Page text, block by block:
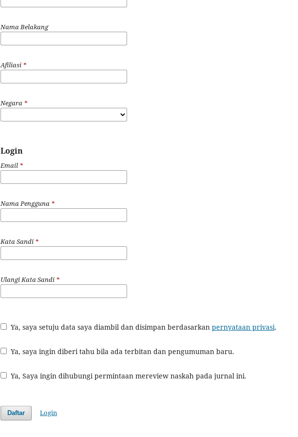
Nama Belakang
Afiliasi *
Negara *
Login
Email *
Nama Pengguna *
Kata Sandi *
Ulangi Kata Sandi *
Ya, saya setuju data saya diambil dan disimpan berdasarkan pernyataan privasi.
Ya, saya ingin diberi tahu bila ada terbitan dan pengumuman baru.
Ya, Saya ingin dihubungi permintaan mereview naskah pada jurnal ini.
Daftar Login